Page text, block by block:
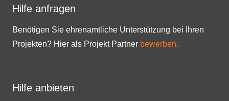
Hilfe anfragen
Benötigen Sie ehrenamtliche Unterstützung bei Ihren
Projekten? Hier als Projekt Partner bewerben.
Hilfe anbieten